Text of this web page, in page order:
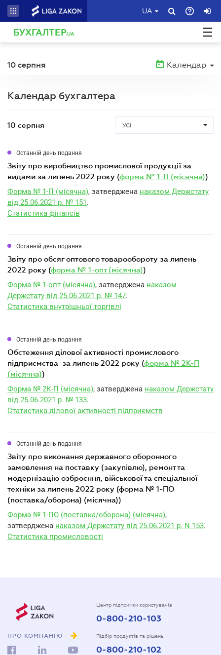
UA
БУХГАЛТЕР.UA
10 серпня Календар
Календар бухгалтера
10 серпня УСІ
Останній день подання
звіту про виробництво промислової продукції за
видами за липень 2022 року (форма № 1-П (місячна))
Форма № 1-П (місячна), затверджена наказом Держстату
від 25.06.2021 р. № 151.
Статистика фінансів
Останній день подання
звіту про обсяг оптового товарообороту за липень
2022 року (форма № 1-опт (місячна))
Форма № 1-опт (місячна), затверджена наказом
Держстату від 25.06.2021 р. № 147.
Статистика внутрішньої торгівлі
Останній день подання
обстеження ділової активності промислового
підприємства за липень 2022 року (форма № 2К-П
(місячна))
Форма № 2К-П (місячна), затверджена наказом Держстату
від 25.06.2021 р. № 133.
Статистика ділової активності підприємств
Останній день подання
звіту про виконання державного оборонного
замовлення на поставку (закупівлю), ремонт та
модернізацію озброєння, військової та спеціальної
техніки за липень 2022 року (форма № 1-ПО
(поставка/оборона) (місячна))
Форма № 1-ПО (поставка/оборона) (місячна),
затверджена наказом Держстату від 25.06.2021 р. N 153.
Статистика промисловості
ПРО КОМПАНІЮ
Центр підтримки користувачів
0-800-210-103
Підбір продуктів та рішень
0-800-210-102